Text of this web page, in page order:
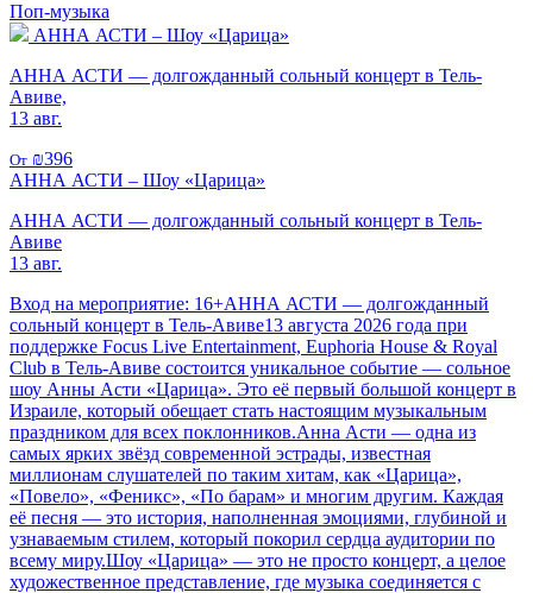
Поп-музыка
АННА АСТИ – Шоу «Царица»
АННА АСТИ — долгожданный сольный концерт в Тель-
Авиве,
13 авг.
От ₪396
АННА АСТИ – Шоу «Царица»
АННА АСТИ — долгожданный сольный концерт в Тель-
Авиве
13 авг.
Вход на мероприятие: 16+АННА АСТИ — долгожданный
сольный концерт в Тель-Авиве13 августа 2026 года при
поддержке Focus Live Entertainment, Euphoria House & Royal
Club в Тель-Авиве состоится уникальное событие — сольное
шоу Анны Асти «Царица». Это её первый большой концерт в
Израиле, который обещает стать настоящим музыкальным
праздником для всех поклонников.Анна Асти — одна из
самых ярких звёзд современной эстрады, известная
миллионам слушателей по таким хитам, как «Царица»,
«Повело», «Феникс», «По барам» и многим другим. Каждая
её песня — это история, наполненная эмоциями, глубиной и
узнаваемым стилем, который покорил сердца аудитории по
всему миру.Шоу «Царица» — это не просто концерт, а целое
художественное представление, где музыка соединяется с